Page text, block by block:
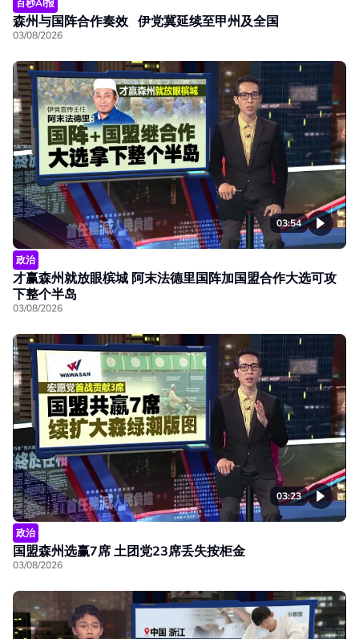
百秒AI报
森州与国阵合作奏效 伊党冀延续至甲州及全国
03/08/2026
03:54
政治
才赢森州就放眼槟城 阿末法德里国阵加国盟合作大选可攻
下整个半岛
03/08/2026
03:23
政治
国盟森州选赢7席 土团党23席丢失按柜金
03/08/2026